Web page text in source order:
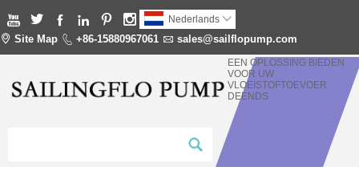
      Nederlands 
 Site Map  +86-15880967061  sales@sailflopump.com
EEN OPLOSSING BIEDEN
VOOR UW
VLOEISTOFTOEVOER
DEENDS